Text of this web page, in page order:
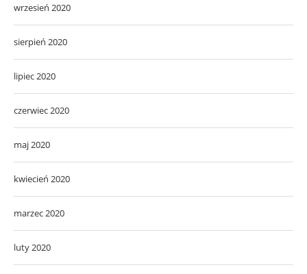
wrzesień 2020
sierpień 2020
lipiec 2020
czerwiec 2020
maj 2020
kwiecień 2020
marzec 2020
luty 2020